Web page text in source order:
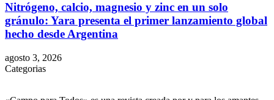
Nitrógeno, calcio, magnesio y zinc en un solo
gránulo: Yara presenta el primer lanzamiento global
hecho desde Argentina
agosto 3, 2026
Categorias